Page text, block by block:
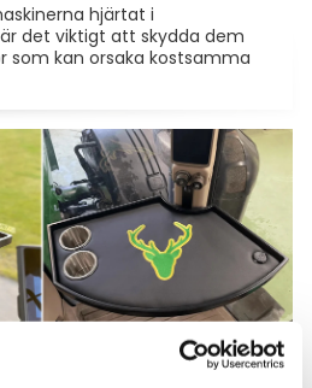
hjärtat i
det viktigt att skydda dem
som kan orsaka kostsamma
den lilla detaljen som